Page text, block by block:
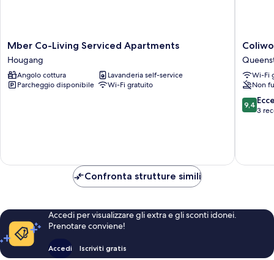
Mber
Co-
Living
Serviced
Apartments
Mber Co-Living Serviced Apartments
Hougang
Angolo cottura
Lavanderia self-service
Parcheggio disponibile
Wi-Fi gratuito
Coliwoo
Hotel
Pasir
Panjang
Wi-Fi
Non
9.4
su
9,4
3
Confronta strutture simili
Accedi per visualizzare gli extra e gli sconti idonei.
Prenotare conviene!
Accedi Iscriviti gratis